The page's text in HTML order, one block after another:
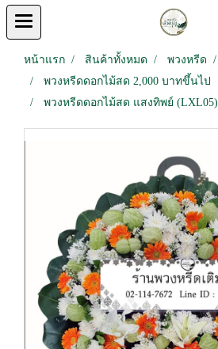
หน้าแรก สินค้าทั้งหมด พวงหรีด
พวงหรีดดอกไม้สด 2,000 บาทขึ้นไป
พวงหรีดดอกไม้สด แสงทิพย์ (LXL05)